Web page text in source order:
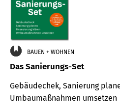
BAUEN + WOHNEN
Das Sanierungs-Set
Gebäudechek, Sanierung
Umbaumaßnahmen umsetzen